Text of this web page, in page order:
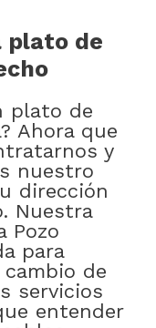
plato de
plato de
Ahora que
y
nuestro
dirección
Nuestra
Pozo
para
de
servicios
entender